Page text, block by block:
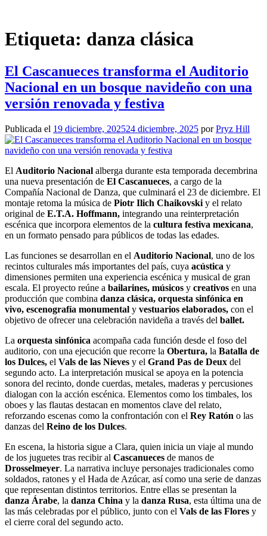
Etiqueta: danza clásica
El Cascanueces transforma el Auditorio
Nacional en un bosque navideño con una
versión renovada y festiva
Publicada el 19 diciembre, 202524 diciembre, 2025 porPryz Hill
El Auditorio Nacional alberga durante esta temporada decembrina
una nueva presentación de El Cascanueces, a cargo de la
Compañía Nacional de Danza, que culminará el 23 de diciembre. El
montaje retoma la música de Piotr Ilich Chaikovski y el relato
original de E.T.A. Hoffmann, integrando una reinterpretación
escénica que incorpora elementos de la cultura festiva mexicana,
en un formato pensado para públicos de todas las edades.
Las funciones se desarrollan en el Auditorio Nacional, uno de los
recintos culturales más importantes del país, cuya acústica y
dimensiones permiten una experiencia escénica y musical de gran
escala. El proyecto reúne a bailarines, músicos y creativos en una
producción que combina danza clásica, orquesta sinfónica en
vivo, escenografía monumental y vestuarios elaborados, con el
objetivo de ofrecer una celebración navideña a través del ballet.
La orquesta sinfónica acompaña cada función desde el foso del
auditorio, con una ejecución que recorre la Obertura, la Batalla de
los Dulces, el Vals de las Nieves y el Grand Pas de Deux del
segundo acto. La interpretación musical se apoya en la potencia
sonora del recinto, donde cuerdas, metales, maderas y percusiones
dialogan con la acción escénica. Elementos como los timbales, los
oboes y las flautas destacan en momentos clave del relato,
reforzando escenas como la confrontación con el Rey Ratón o las
danzas del Reino de los Dulces.
En escena, la historia sigue a Clara, quien inicia un viaje al mundo
de los juguetes tras recibir al Cascanueces de manos de
Drosselmeyer. La narrativa incluye personajes tradicionales como
soldados, ratones y el Hada de Azúcar, así como una serie de danzas
que representan distintos territorios. Entre ellas se presentan la
danza Árabe, la danza China y la danza Rusa, esta última una de
las más celebradas por el público, junto con el Vals de las Flores y
el cierre coral del segundo acto.